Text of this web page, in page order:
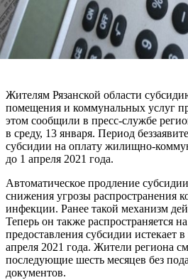
Жителям Рязанской области
помещения и коммунальных услуг
этом сообщили в пресс-службе
в среду, 13 января. Период
субсидии на оплату жилищно-
до 1 апреля 2021 года.
Автоматическое продление
снижения угрозы распространения
инфекции. Ранее такой механизм
Теперь он также распространяется
предоставления субсидии истекает
апреля 2021 года. Жители региона
последующие шесть месяцев без
документов.